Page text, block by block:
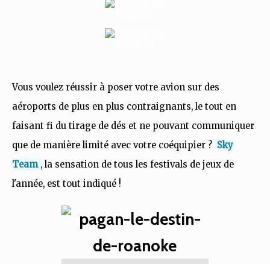
Vous voulez réussir à poser votre avion sur des
aéroports de plus en plus contraignants, le tout en
faisant fi du tirage de dés et ne pouvant communiquer
que de manière limité avec votre coéquipier ? Sky
Team , la sensation de tous les festivals de jeux de
l'année, est tout indiqué !